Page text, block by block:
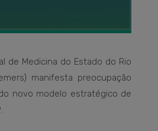
de Medicina do Estado do Rio
manifesta preocupação
novo modelo estratégico de